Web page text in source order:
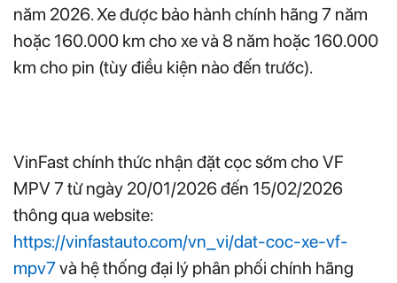
năm 2026. Xe được bảo hành chính hãng 7 năm
hoặc 160.000 km cho xe và 8 năm hoặc 160.000
km cho pin (tùy điều kiện nào đến trước).
VinFast chính thức nhận đặt cọc sớm cho VF
MPV 7 từ ngày 20/01/2026 đến 15/02/2026
thông qua website:
https://vinfastauto.com/vn_vi/dat-coc-xe-vf-
mpv7 và hệ thống đại lý phân phối chính hãng